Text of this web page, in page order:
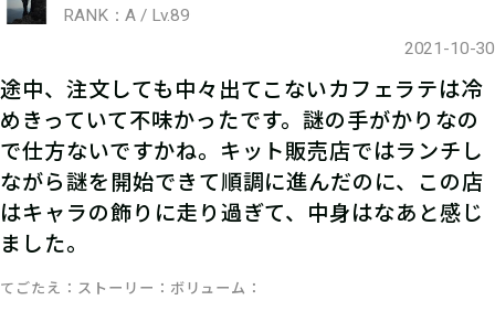
RANK：A / Lv.89
2021-10-30
途中、注文しても中々出てこないカフェラテは冷
めきっていて不味かったです。謎の手がかりなの
で仕方ないですかね。キット販売店ではランチし
ながら謎を開始できて順調に進んだのに、この店
はキャラの飾りに走り過ぎて、中身はなあと感じ
ました。
てごたえ ストーリー ボリューム